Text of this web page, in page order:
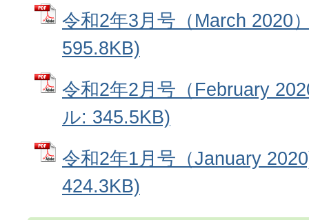
令和2年3月号（March 2020
595.8KB)
令和2年2月号（February
ル: 345.5KB)
令和2年1月号（January
424.3KB)